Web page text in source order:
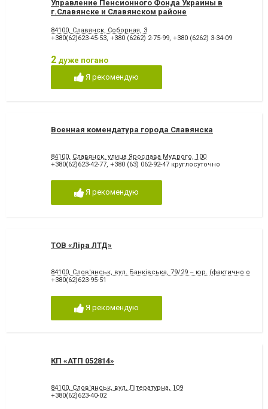
Управление Пенсионного Фонда Украины в
г.Славянске и Славянском районе
84100, Славянск, Соборная, 3
+380(62)623-45-53, +380 (6262) 2-75-99, +380 (6262) 3-34-09
2 дуже погано
Я рекомендую
Военная комендатура города Славянска
84100, Славянск, улица Ярослава Мудрого, 100
+380(62)623-42-77, +380 (63) 062-92-47 круглосуточно
Я рекомендую
ТОВ «Ліра ЛТД»
84100, Слов'янськ, вул. Банківська, 79/29 – юр. (фактично офіс -
+380(62)623-95-51
Я рекомендую
КП «АТП 052814»
84100, Слов'янськ, вул. Літературна, 109
+380(62)623-40-02